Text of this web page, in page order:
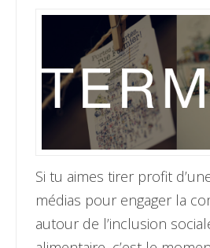
Si tu aimes tirer profit
médias pour engager la
autour de l’inclusion